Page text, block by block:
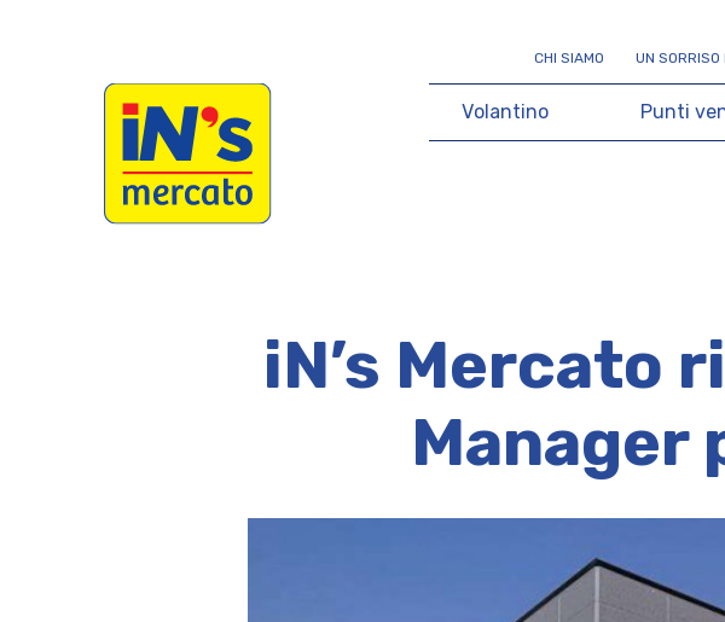
iN's Mercato
CHI SIAMO UN SORRISO
Volantino Punti ve
iN’s Mercato
Manager